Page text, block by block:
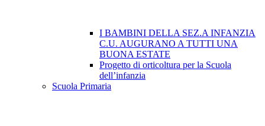
I BAMBINI DELLA SEZ.A INFANZIA
C.U. AUGURANO A TUTTI UNA
BUONA ESTATE
Progetto di orticoltura per la Scuola
dell’infanzia
Scuola Primaria